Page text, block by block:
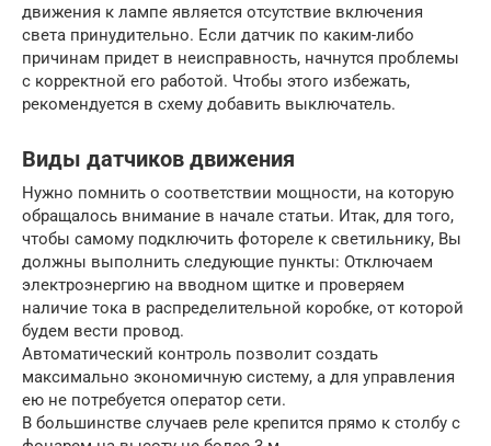
движения к лампе является отсутствие включения
света принудительно. Если датчик по каким-либо
причинам придет в неисправность, начнутся проблемы
с корректной его работой. Чтобы этого избежать,
рекомендуется в схему добавить выключатель.
Виды датчиков движения
Нужно помнить о соответствии мощности, на которую
обращалось внимание в начале статьи. Итак, для того,
чтобы самому подключить фотореле к светильнику, Вы
должны выполнить следующие пункты: Отключаем
электроэнергию на вводном щитке и проверяем
наличие тока в распределительной коробке, от которой
будем вести провод.
Автоматический контроль позволит создать
максимально экономичную систему, а для управления
ею не потребуется оператор сети.
В большинстве случаев реле крепится прямо к столбу с